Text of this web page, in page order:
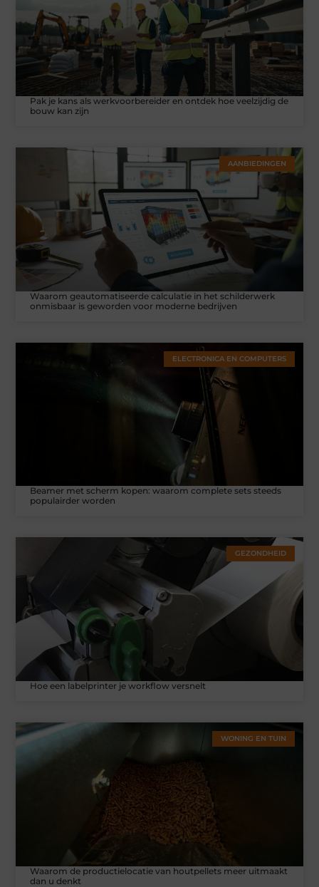
Pak je kans als werkvoorbereider en ontdek hoe veelzijdig de
bouw kan zijn
AANBIEDINGEN
Waarom geautomatiseerde calculatie in het schilderwerk
onmisbaar is geworden voor moderne bedrijven
ELECTRONICA EN COMPUTERS
Beamer met scherm kopen: waarom complete sets steeds
populairder worden
GEZONDHEID
Hoe een labelprinter je workflow versnelt
WONING EN TUIN
Waarom de productielocatie van houtpellets meer uitmaakt
dan u denkt